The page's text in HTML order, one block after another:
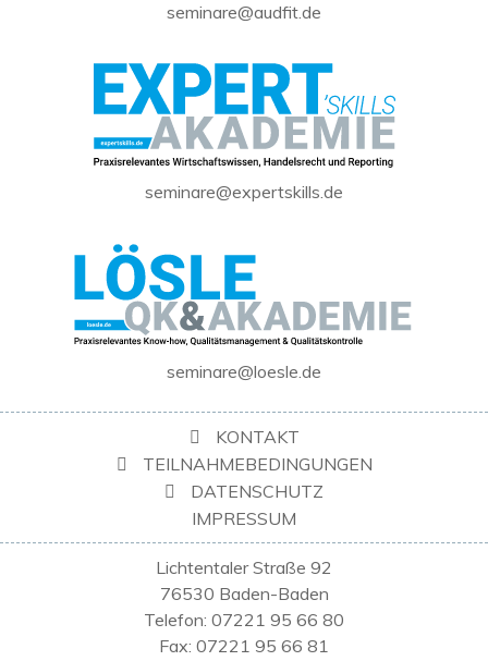
seminare@audfit.de
seminare@expertskills.de
seminare@loesle.de
KONTAKT
TEILNAHMEBEDINGUNGEN
DATENSCHUTZ
IMPRESSUM
Lichtentaler Straße 92
76530 Baden-Baden
Telefon: 07221 95 66 80
Fax: 07221 95 66 81